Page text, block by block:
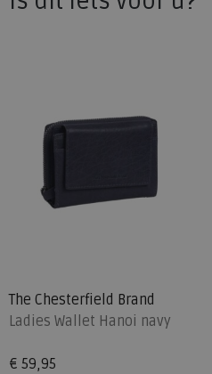
The Chesterfield Brand
Ladies Wallet Hanoi navy
€ 59,95